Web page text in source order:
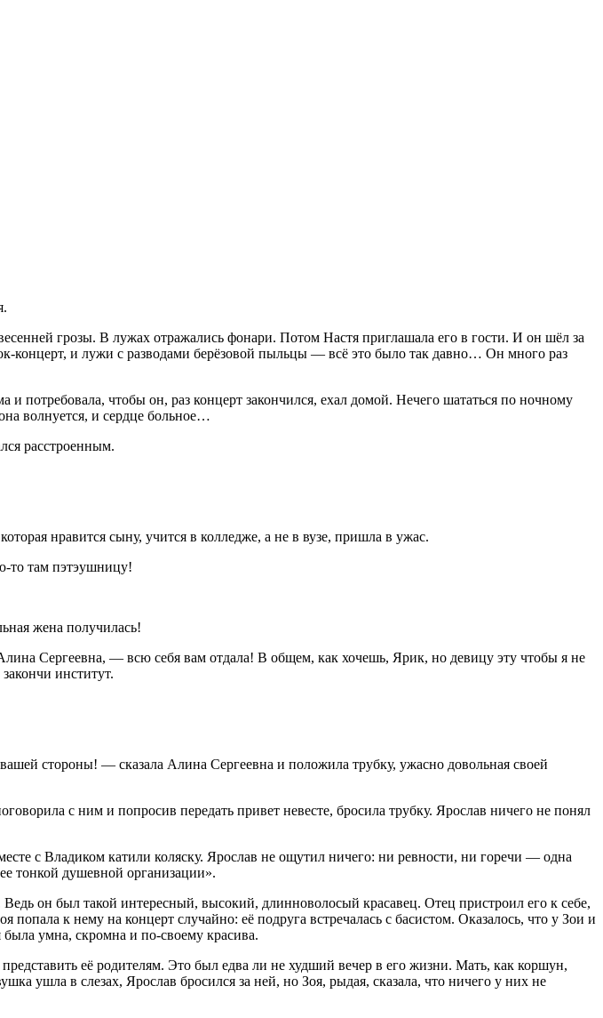
грозы. В лужах отражались фонари. Потом Настя приглашала его в гости. И он шёл за
и лужи с разводами берёзовой пыльцы — всё это было так давно… Он много раз
потребовала, чтобы он, раз концерт закончился, ехал домой. Нечего шататься по ночному
волнуется, и сердце больное…
расстроенным.
нравится сыну, учится в колледже, а не в вузе, пришла в ужас.
то там пэтэушницу!
жена получилась!
Сергеевна, — всю себя вам отдала! В общем, как хочешь, Ярик, но девицу эту чтобы я не
институт.
стороны! — сказала Алина Сергеевна и положила трубку, ужасно довольная своей
с ним и попросив передать привет невесте, бросила трубку. Ярослав ничего не понял
с Владиком катили коляску. Ярослав не ощутил ничего: ни ревности, ни горечи — одна
тонкой душевной организации».
он был такой интересный, высокий, длинноволосый красавец. Отец пристроил его к себе,
к нему на концерт случайно: её подруга встречалась с басистом. Оказалось, что у Зои и
была умна, скромна и по-своему красива.
её родителям. Это был едва ли не худший вечер в его жизни. Мать, как коршун,
ушла в слезах, Ярослав бросился за ней, но Зоя, рыдая, сказала, что ничего у них не